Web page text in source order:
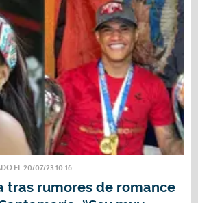
EL 20/07/23 10:16
tras rumores de romance